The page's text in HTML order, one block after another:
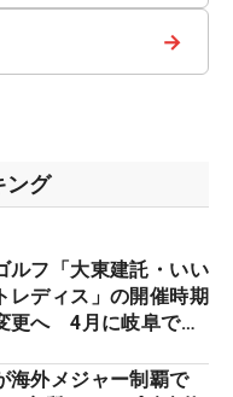
→
ング
ルフ「大東建託・いい
レディス」の開催時期
更へ 4月に岐阜で開
海外メジャー制覇で